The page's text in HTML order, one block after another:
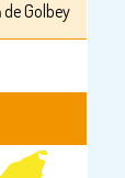
de Golbey